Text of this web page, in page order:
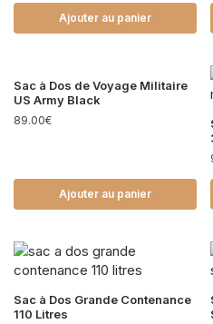
Ajouter au panier
Sac à Dos de Voyage Militaire
US Army Black
89.00€
Ajouter au panier
Sac à Dos Grande Contenance
110 Litres